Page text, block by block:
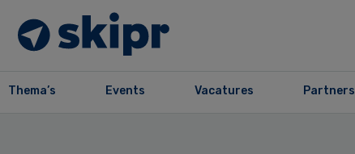
Thema’s Events Vacatures Partners